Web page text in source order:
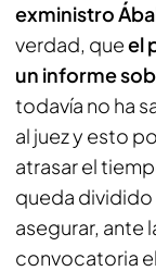
exministro
verdad, queel
un informe
todavía no ha
al juez y esto
atrasar el
queda dividido
asegurar, ante
convocatoria